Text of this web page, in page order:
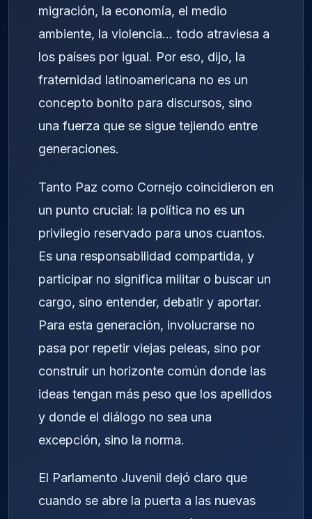
migración, la economía, el medio
ambiente, la violencia… todo atraviesa a
los países por igual. Por eso, dijo, la
fraternidad latinoamericana no es un
concepto bonito para discursos, sino
una fuerza que se sigue tejiendo entre
generaciones.
Tanto Paz como Cornejo coincidieron en
un punto crucial: la política no es un
privilegio reservado para unos cuantos.
Es una responsabilidad compartida, y
participar no significa militar o buscar un
cargo, sino entender, debatir y aportar.
Para esta generación, involucrarse no
pasa por repetir viejas peleas, sino por
construir un horizonte común donde las
ideas tengan más peso que los apellidos
y donde el diálogo no sea una
excepción, sino la norma.
El Parlamento Juvenil dejó claro que
cuando se abre la puerta a las nuevas